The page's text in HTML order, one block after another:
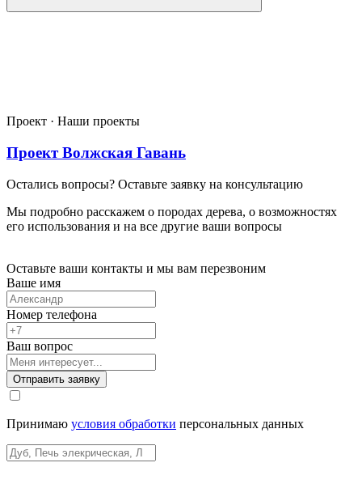
Проект · Наши проекты
Проект Волжская Гавань
Остались вопросы? Оставьте заявку на консультацию
Мы подробно расскажем о породах дерева, о возможностях
его использования и на все другие ваши вопросы
Оставьте ваши контакты и мы вам перезвоним
Ваше имя
Номер телефона
Ваш вопрос
Отправить заявку
Принимаю условия обработки персональных данных